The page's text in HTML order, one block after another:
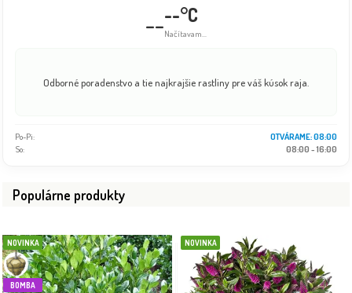
----°C
Načítavam...
Odborné poradenstvo a tie najkrajšie rastliny pre váš kúsok raja.
Po-Pi:
OTVÁRAME: 08:00
So:
08:00 - 16:00
Populárne produkty
NOVINKA
BOMBA
NOVINKA